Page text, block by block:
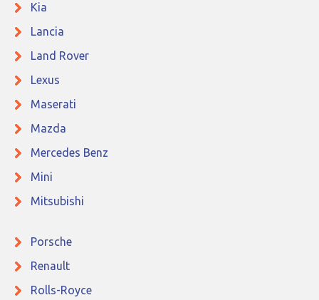
Kia
Lancia
Land Rover
Lexus
Maserati
Mazda
Mercedes Benz
Mini
Mitsubishi
Porsche
Renault
Rolls-Royce